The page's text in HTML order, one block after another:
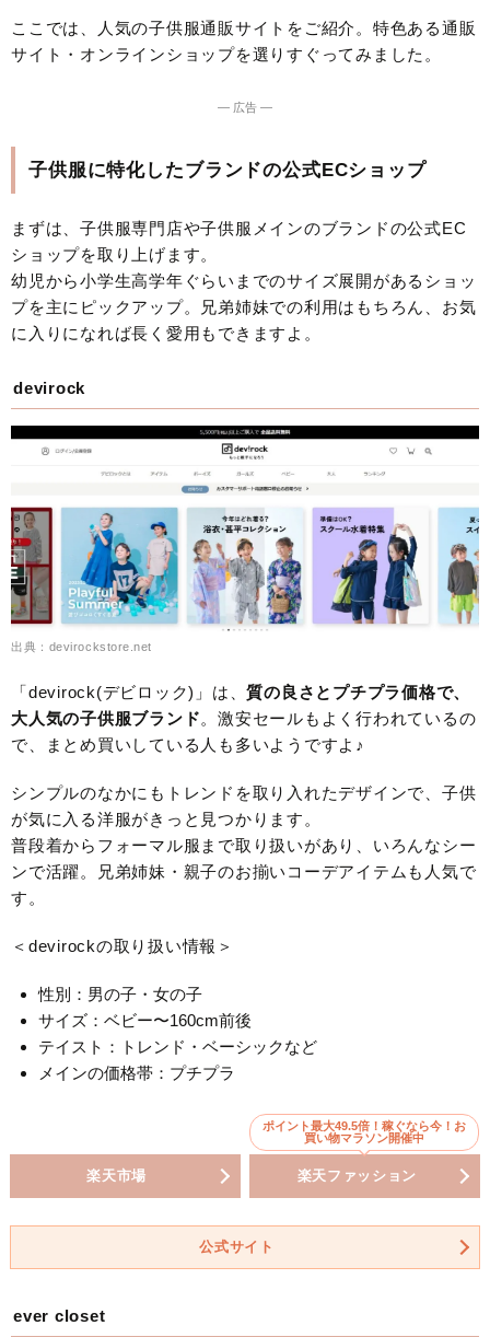
ここでは、人気の子供服通販サイトをご紹介。特色ある通販
サイト・オンラインショップを選りすぐってみました。
― 広告 ―
子供服に特化したブランドの公式ECショップ
まずは、子供服専門店や子供服メインのブランドの公式EC
ショップを取り上げます。
幼児から小学生高学年ぐらいまでのサイズ展開があるショッ
プを主にピックアップ。兄弟姉妹での利用はもちろん、お気
に入りになれば長く愛用もできますよ。
devirock
出典：devirockstore.net
「devirock(デビロック)」は、質の良さとプチプラ価格で、
大人気の子供服ブランド。激安セールもよく行われているの
で、まとめ買いしている人も多いようですよ♪
シンプルのなかにもトレンドを取り入れたデザインで、子供
が気に入る洋服がきっと見つかります。
普段着からフォーマル服まで取り扱いがあり、いろんなシー
ンで活躍。兄弟姉妹・親子のお揃いコーデアイテムも人気で
す。
＜devirockの取り扱い情報＞
性別：男の子・女の子
サイズ：ベビー〜160cm前後
テイスト：トレンド・ベーシックなど
メインの価格帯：プチプラ
楽天市場
ポイント最大49.5倍！稼ぐなら今！お
買い物マラソン開催中
楽天ファッション
公式サイト
ever closet